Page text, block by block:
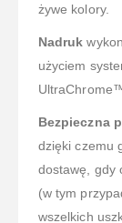
żywe kolory.
Nadruk
użyciem
Bezpieczna
dzięki czemu
dostawę, gdy
(w tym
wszelkich